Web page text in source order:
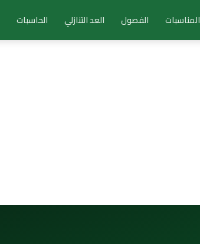
المناسبات الفصول العد التنازلي الحاسبات